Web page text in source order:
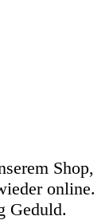
Shop,
online.
Geduld.